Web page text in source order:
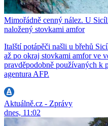
Mimořádně cenný nález. U
naložený stovkami amfor
Italští potápěči našli u břehů
až po okraj stovkami amfor ve
pravděpodobně používaných k
agentura AFP.
Aktuálně.cz - Zprávy
dnes, 11:02